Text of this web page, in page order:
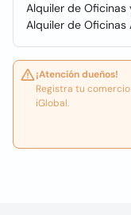
Alquiler de Oficinas
Alquiler de Oficinas
¡Atención dueños!
Registra tu
iGlobal.